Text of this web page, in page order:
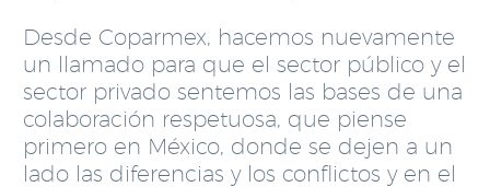
Desde Coparmex, hacemos nuevamente
un llamado para que el sector público y el
sector privado sentemos las bases de una
colaboración respetuosa, que piense
primero en México, donde se dejen a un
lado las diferencias y los conflictos y en el